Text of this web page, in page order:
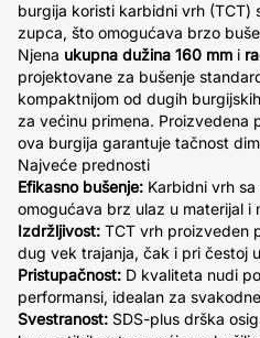
burgija koristi karbidni vrh (TCT)
zupca, što omogućava brzo
Njena ukupna dužina 160 mm i
projektovane za bušenje
kompaktnijom od dugih
za većinu primena. Proizvedena
ova burgija garantuje tačnost
Najveće prednosti
Efikasno bušenje: Karbidni vrh
omogućava brz ulaz u materijal i
Izdržljivost: TCT vrh proizveden
dug vek trajanja, čak i pri čestoj
Pristupačnost: D kvaliteta nudi
performansi, idealan za
Svestranost: SDS-plus drška